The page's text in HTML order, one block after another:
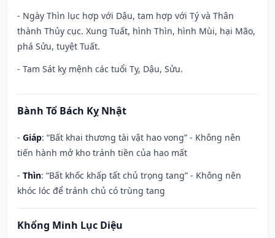
- Ngày Thìn lục hợp với Dậu, tam hợp với Tý và Thân
thành Thủy cục. Xung Tuất, hình Thìn, hình Mùi, hại Mão,
phá Sửu, tuyệt Tuất.
- Tam Sát kỵ mệnh các tuổi Tỵ, Dậu, Sửu.
Bành Tổ Bách Kỵ Nhật
- Giáp: “Bất khai thương tài vật hao vong” - Không nên
tiến hành mở kho tránh tiền của hao mất
- Thìn: “Bất khốc khấp tất chủ trọng tang” - Không nên
khóc lóc để tránh chủ có trùng tang
Khổng Minh Lục Diệu